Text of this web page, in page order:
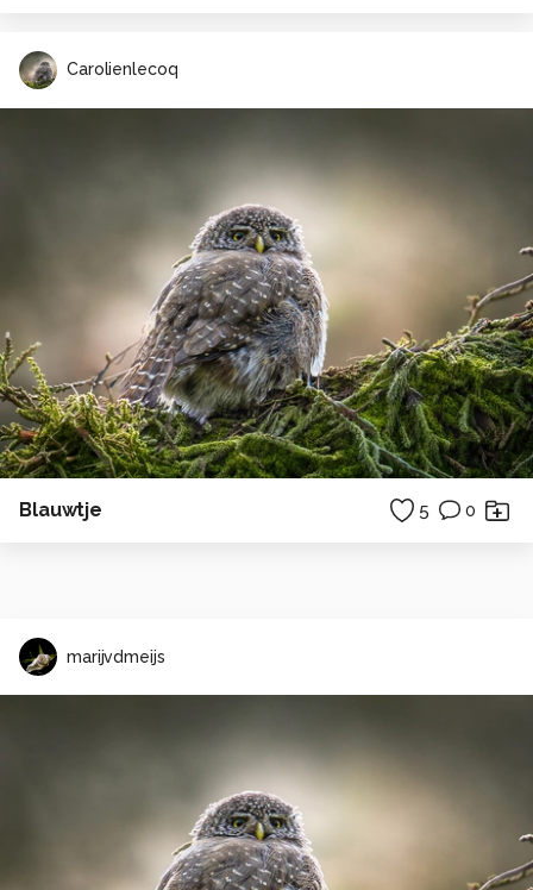
Carolienlecoq
Blauwtje 5 0
marijvdmeijs